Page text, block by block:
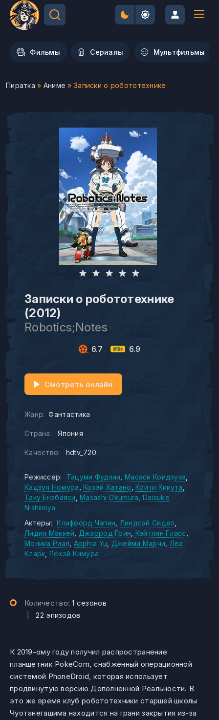
Фильмы Сериалы Мультфильмы
Пиратка » Аниме » Записки о робототехнике
Записки о робототехнике
(2012)
Robotics;Notes
6.7 6.9
Жанр: Фантастика
Страна: Япония
Качество: hdtv_720
Смотреть онлайн
Режиссер: Тацуми Фудзии Масаси Коидзука
Кадзуя Номура
Кохэй Хатано Коити Кикута
Таку Ёнэбаяси
Masashi Okumura Daisuke
Nishimiya
Актеры:
Клиффорд Чапин
Линдсэй Сидел
Лидия Маккей
Джаррод Грин Кэйтлин Гласс
Моника Риал Apphia Yu Джейми Марчи
Леа
Кларк Рёхэй Кимура
Количество:1 сезонов
|22 эпизодов
К 2019-ому году получил распространение
планшетник PokeCom, снабжённый операционной
системой PhoneDroid, которая использует
продвинутую версию Дополненной Реальности. В
это же время клуб робототехники старшей школы
Чуотанегашима находится на грани закрытия из-за